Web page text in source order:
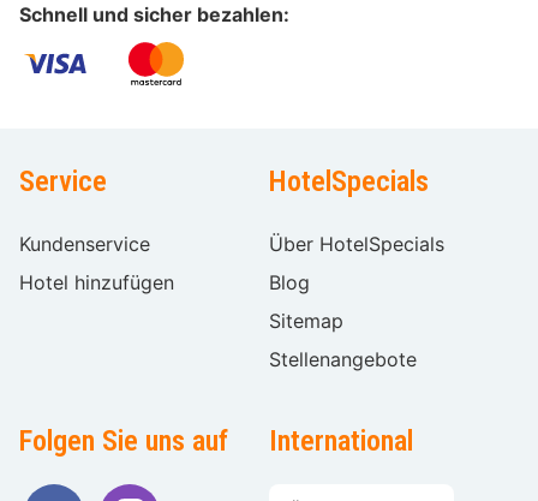
Schnell und sicher bezahlen:
Service
Kundenservice
Hotel hinzufügen
HotelSpecials
Über HotelSpecials
Blog
Sitemap
Stellenangebote
Folgen Sie uns auf International
Sprache